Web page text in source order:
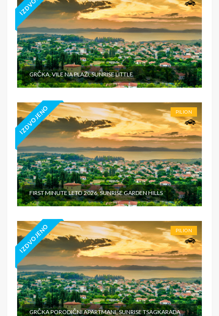
GRČKA, VILE NA PLAŽI, SUNRISE LITTLE
IZDVOJENO PILION
FIRST MINUTE LETO 2026, SUNRISE GARDEN HILLS
IZDVOJENO PILION
GRČKA PORODIČNI APARTMANI, SUNRISE TSAGKARADA